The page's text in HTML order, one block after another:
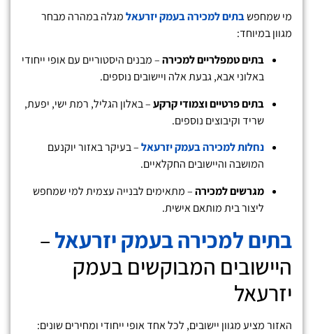
מי שמחפשבתים למכירה בעמק יזרעאלמגלה במהרה מבחר
מגוון במיוחד:
בתים טמפלריים למכירה– מבנים היסטוריים עם אופי ייחודי
באלוני אבא, גבעת אלה ויישובים נוספים.
בתים פרטיים וצמודי קרקע– באלון הגליל, רמת ישי, יפעת,
שריד וקיבוצים נוספים.
נחלות למכירה בעמק יזרעאל– בעיקר באזור יוקנעם
המושבה והיישובים החקלאיים.
מגרשים למכירה– מתאימים לבנייה עצמית למי שמחפש
ליצור בית מותאם אישית.
בתים למכירה בעמק יזרעאל–
היישובים המבוקשים בעמק
יזרעאל
האזור מציע מגוון יישובים, לכל אחד אופי ייחודי ומחירים שונים: